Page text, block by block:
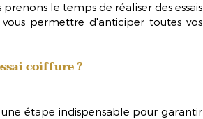
prenons le temps de réaliser desessais
permettre d'anticiper toutes vos
coiffure ?
une étape indispensable pour garantir